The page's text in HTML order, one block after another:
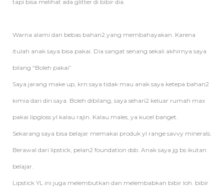
tapi bisa melihat ada glitter di bibir dia.
Warna alami dan bebas bahan2 yang membahayakan. Karena
itulah anak saya bisa pakai. Dia sangat senang sekali akhirnya saya
bilang “Boleh pakai”
Saya jarang make up, krn saya tidak mau anak saya ketepa bahan2
kimia dari diri saya. Boleh dibilang, saya sehari2 keluar rumah max
pakai lipgloss yl kalau rajin. Kalau males, ya kucel banget.
Sekarang saya bisa belajar memakai produk yl range savvy minerals.
Berawal dari lipstick, pelan2 foundation dsb. Anak saya jg bs ikutan
belajar.
Lipstick YL ini juga melembutkan dan melembabkan bibir loh. bibir